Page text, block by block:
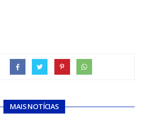
MAIS NOTÍCIAS